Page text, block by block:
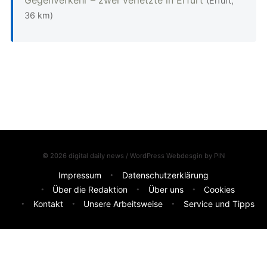
36 km)
© 2026 digital daily news / WordPress Webdesgin by PIN
Impressum
Datenschutzerklärung
Über die Redaktion
Über uns
Cookies
Kontakt
Unsere Arbeitsweise Service und Tipps